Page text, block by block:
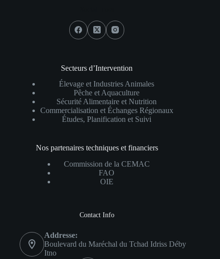
Secteurs d’Intervention
Élevage et Industries Animales
Pêche et Aquaculture
Sécurité Alimentaire et Nutrition
Commercialisation et Échanges Régionaux
Études, Planification et Suivi
Nos partenaires techniques et financiers
Commission de la CEMAC
FAO
OIE
Contact Info
Addresse:
Boulevard du Maréchal du Tchad Idriss Déby
Itno